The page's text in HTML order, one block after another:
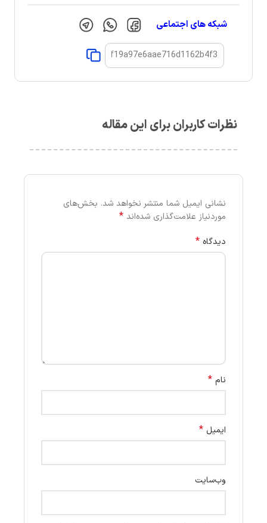
شبکه های اجتماعی
نظرات کاربران برای این مقاله
نشانی ایمیل شما منتشر نخواهد شد. بخش‌های
موردنیاز علامت‌گذاری شده‌اند *
دیدگاه *
نام *
ایمیل *
وب‌سایت